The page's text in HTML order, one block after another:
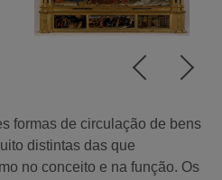
formas de circulação de bens
distintas das que
no conceito e na função. Os